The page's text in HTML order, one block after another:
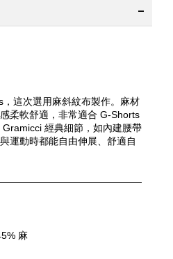
這次選用麻斜紋布製作。麻材
柔軟舒適，非常適合 G-Shorts
經典細節，如內建腰帶
運動時都能自由伸展、舒適自
麻